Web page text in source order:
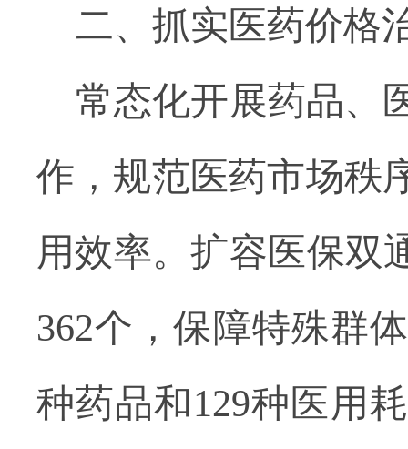
二、 抓实医药价格
常态化开展药品、
作，规范医药市场秩
用效率。扩容医保双
362个，保障特殊群
种药品和129种医用